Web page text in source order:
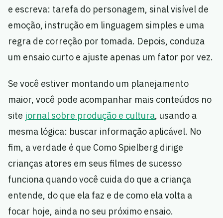
e escreva: tarefa do personagem, sinal visível de
emoção, instrução em linguagem simples e uma
regra de correção por tomada. Depois, conduza
um ensaio curto e ajuste apenas um fator por vez.
Se você estiver montando um planejamento
maior, você pode acompanhar mais conteúdos no
site jornal sobre produção e cultura, usando a
mesma lógica: buscar informação aplicável. No
fim, a verdade é que Como Spielberg dirige
crianças atores em seus filmes de sucesso
funciona quando você cuida do que a criança
entende, do que ela faz e de como ela volta a
focar hoje, ainda no seu próximo ensaio.